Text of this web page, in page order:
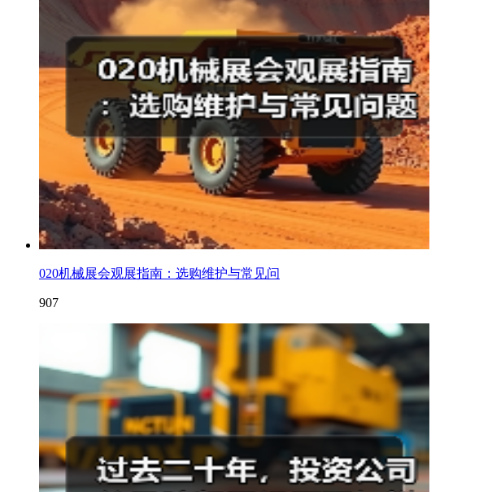
020机械展会观展指南：选购维护与常见问
907